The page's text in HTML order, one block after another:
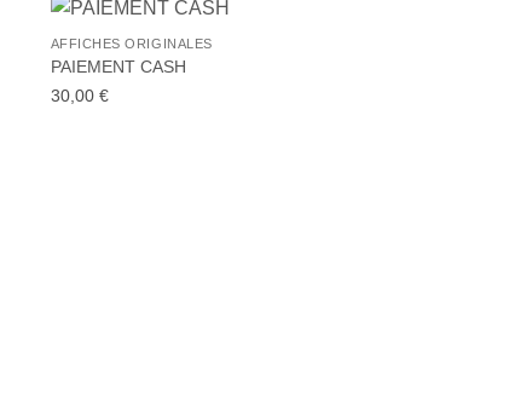
+
AFFICHES ORIGINALES
PAIEMENT CASH
30,00 €